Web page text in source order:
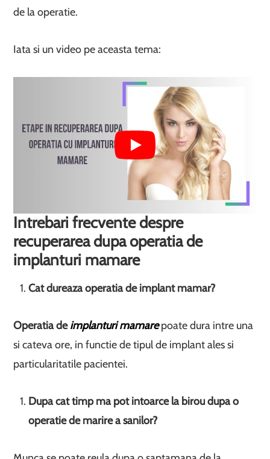
de la operatie.
Iata si un video pe aceasta tema:
Intrebari frecvente despre
recuperarea dupa operatia de
implanturi mamare
Cat dureaza operatia de implant mamar?
Operatia deimplanturi mamarepoate dura intre una
si cateva ore, in functie de tipul de implant ales si
particularitatile pacientei.
Dupa cat timp ma pot intoarce la birou dupa o
operatie de marire a sanilor?